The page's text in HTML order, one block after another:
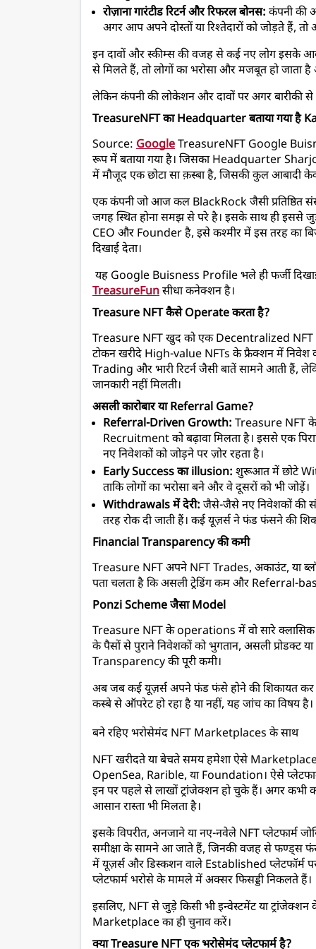
रोज़ाना गारंटीड रिटर्न और रिफरल बोनस: कंपनी की
अगर आप अपने दोस्तों या रिश्तेदारों को जोड़ते हैं,
इन दावों और स्कीम्स की वजह से कई नए लोग
से मिलते हैं, तो लोगों का भरोसा और मजबूत हो जाता
लेकिन कंपनी की लोकेशन और दावों पर अगर बारीकी
TreasureNFT का Headquarter बताया गया है
Source: Google TreasureNFT Google
रूप में बताया गया है। जिसका Headquarter
में मौजूद एक छोटा सा क़स्बा है, जिसकी कुल आबादी
एक कंपनी जो आज कल BlackRock जैसी प्रतिष्ठित
जगह स्थित होना समझ से परे है। इसके साथ ही इससे
CEO और Founder है, इसे कश्मीर में इस तरह का
दिखाई देता।
यह Google Buisness Profile भले ही फर्जी
TreasureFun सीधा कनेक्शन है।
Treasure NFT कैसे Operate करता है?
Treasure NFT खुद को एक Decentralized NFT
टोकन खरीदे High-value NFTs के फ्रैक्शन में निवेश
Trading और भारी रिटर्न जैसी बातें सामने आती हैं,
जानकारी नहीं मिलती।
असली कारोबार या Referral Game?
Referral-Driven Growth: Treasure NFT
Recruitment को बढ़ावा मिलता है। इससे एक
नए निवेशकों को जोड़ने पर ज़ोर रहता है।
Early Success का illusion: शुरूआत में छोटे
ताकि लोगों का भरोसा बने और वे दूसरों को भी जोड़ें।
Withdrawals में देरी: जैसे-जैसे नए निवेशकों की
तरह रोक दी जाती हैं। कई यूज़र्स ने फंड फंसने की
Financial Transparency की कमी
Treasure NFT अपने NFT Trades, अकाउंट, या
पता चलता है कि असली ट्रेडिंग कम और Referral-
Ponzi Scheme जैसा Model
Treasure NFT के operations में वो सारे
के पैसों से पुराने निवेशकों को भुगतान, असली प्रोडक्ट
Transparency की पूरी कमी।
अब जब कई यूज़र्स अपने फंड फंसे होने की शिकायत कर
कस्बे से ऑपरेट हो रहा है या नहीं, यह जांच का विषय है।
बने रहिए भरोसेमंद NFT Marketplaces के साथ
NFT खरीदते या बेचते समय हमेशा ऐसे
OpenSea, Rarible, या Foundation। ऐसे
इन पर पहले से लाखों ट्रांजेक्शन हो चुके हैं। अगर कभी
आसान रास्ता भी मिलता है।
इसके विपरीत, अनजाने या नए-नवेले NFT प्लेटफार्म
समीक्षा के सामने आ जाते हैं, जिनकी वजह से फण्ड्स
में यूज़र्स और डिस्कशन वाले Established
प्लेटफार्म भरोसे के मामले में अक्सर फिसड्डी निकलते हैं।
इसलिए, NFT से जुड़े किसी भी इन्वेस्टमेंट या
Marketplace का ही चुनाव करें।
क्या Treasure NFT एक भरोसेमंद प्लेटफार्म है?